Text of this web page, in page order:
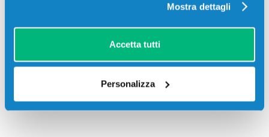
Mostra dettagli
Accetta tutti
Personalizza